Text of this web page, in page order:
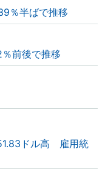
％半ばで推移
前後で推移
ドル高 雇用統